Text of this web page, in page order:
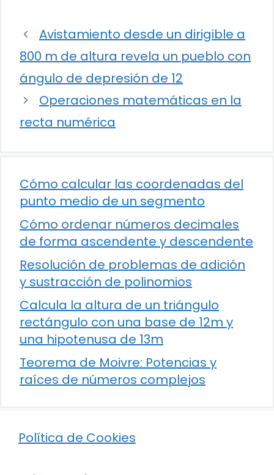
Avistamiento desde un dirigible a
800 m de altura revela un pueblo con
ángulo de depresión de 12
Operaciones matemáticas en la
recta numérica
Cómo calcular las coordenadas del
punto medio de un segmento
Cómo ordenar números decimales
de forma ascendente y descendente
Resolución de problemas de adición
y sustracción de polinomios
Calcula la altura de un triángulo
rectángulo con una base de 12m y
una hipotenusa de 13m
Teorema de Moivre: Potencias y
raíces de números complejos
Política de Cookies